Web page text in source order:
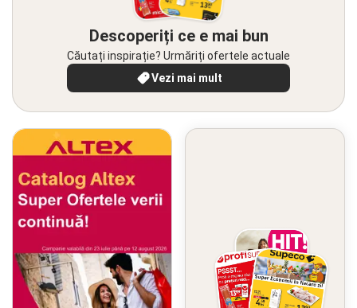
Descoperiți ce e mai bun
Căutați inspirație? Urmăriți ofertele actuale
Vezi mai mult